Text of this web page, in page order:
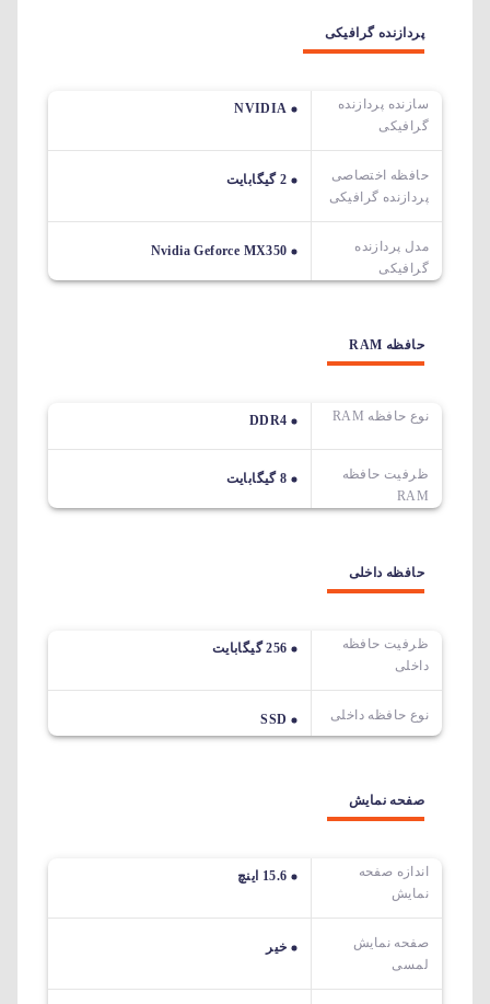
پردازنده گرافیکی
سازنده پردازنده
گرافیکی
NVIDIA
حافظه اختصاصی
پردازنده گرافیکی
2 گیگابایت
مدل پردازنده
گرافیکی
Nvidia Geforce MX350
حافظه RAM
نوع حافظه RAM DDR4
ظرفیت حافظه
RAM
8 گیگابایت
حافظه داخلی
ظرفیت حافظه
داخلی
256 گیگابایت
نوع حافظه داخلی SSD
صفحه نمایش
اندازه صفحه
نمایش
15.6 اینچ
صفحه نمایش
لمسی
خیر